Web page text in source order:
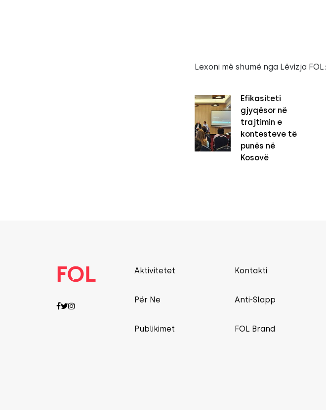
Lexoni më shumë nga Lëvizja FOL:
Efikasiteti
gjyqësor në
trajtimin e
kontesteve të
punës në
Kosovë
Aktivitetet
Për Ne
Publikimet
Kontakti
Anti-Slapp
FOL Brand